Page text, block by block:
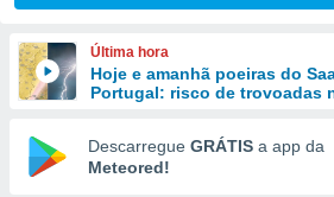
das
e
forma
digital
Última hora
Hoje e amanhã poeiras do
Portugal: risco de trovoadas
Descarregue GRÁTIS a app da
Meteored!